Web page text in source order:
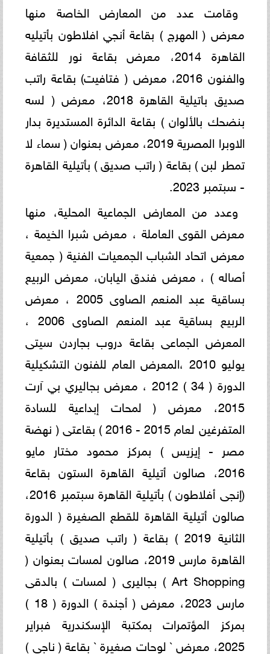
وقامت عدد من المعارض الخاصة منها
معرض ( المهرج ) بقاعة أنجي افلاطون بأتيليه
القاهرة 2014، معرض بقاعة نور للثقافة
والفنون 2016، معرض ( فتافيت) بقاعة راتب
صديق باتيلية القاهرة 2018، معرض ( لسه
بنضحك بالألوان ) بقاعة الدائرة المستديرة بدار
الاوبرا المصرية 2019، معرض بعنوان ( سماء لا
تمطر لبن ) بقاعة ( راتب صديق ) بأتيلية القاهرة
- سبتمبر 2023.
وعدد من المعارض الجماعية المحلية، منها
معرض القوى العاملة ، معرض شبرا الخيمة ،
معرض اتحاد الشباب الجمعيات الفنية ( جمعية
أصاله ) ، معرض فندق اليابان، معرض الربيع
بساقية عبد المنعم الصاوى 2005 ، معرض
الربيع بساقية عبد المنعم الصاوى 2006 ،
المعرض الجماعى بقاعة دروب بجاردن سيتى
يوليو 2010 ،المعرض العام للفنون التشكيلية
الدورة ( 34 ) 2012 ، معرض بجاليري بي آرت
2015، معرض ( لمحات إبداعية للسادة
المتفرغين لعام 2015 - 2016 ) بقاعتى ( نهضة
مصر - إيزيس ) بمركز محمود مختار مايو
2016، صالون أتيلية القاهرة الستون بقاعة
(إنجى أفلاطون ) بأتيلية القاهرة سبتمبر 2016،
صالون أتيلية القاهرة للقطع الصغيرة ( الدورة
الثانية 2019 ) بقاعة ( راتب صديق ) بأتيلية
القاهرة مارس 2019، صالون لمسات بعنوان (
Art Shopping ) بجاليرى ( لمسات ) بالدقى
مارس 2023، معرض ( أجندة ) الدورة ( 18 )
بمركز المؤتمرات بمكتبة الإسكندرية فبراير
2025، معرض ` لوحات صغيرة ` بقاعة ( ناجى )